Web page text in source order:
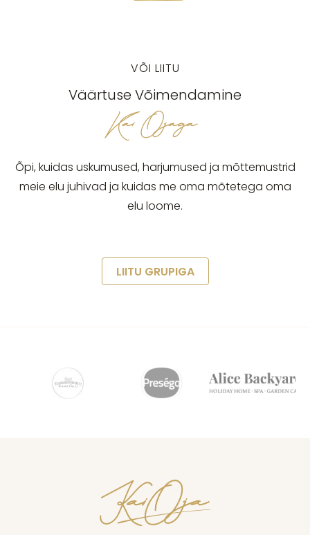
VÕI LIITU
Väärtuse Võimendamine
Kai Ojaga
Õpi, kuidas uskumused, harjumused ja mõttemustrid
meie elu juhivad ja kuidas me oma mõtetega oma
elu loome.
LIITU GRUPIGA